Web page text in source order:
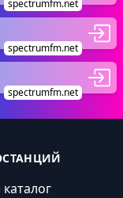
spectrumfm.net
spectrumfm.net
spectrumfm.net